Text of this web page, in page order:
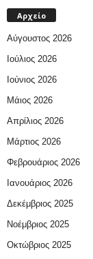
Αρχείο
Αύγουστος 2026
Ιούλιος 2026
Ιούνιος 2026
Μάιος 2026
Απρίλιος 2026
Μάρτιος 2026
Φεβρουάριος 2026
Ιανουάριος 2026
Δεκέμβριος 2025
Νοέμβριος 2025
Οκτώβριος 2025